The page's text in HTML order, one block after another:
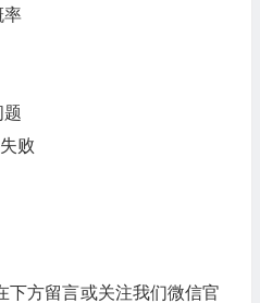
率
题
败
下方留言或关注我们微信官